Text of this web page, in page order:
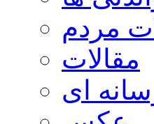
مردم
مقالات
ای